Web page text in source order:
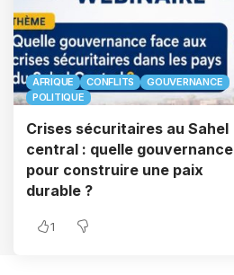
AFRIQUE CONFLITS
GOUVERNANCE
POLITIQUE
Crises sécuritaires au Sahel
central : quelle gouvernance
pour construire une paix
durable ?
1